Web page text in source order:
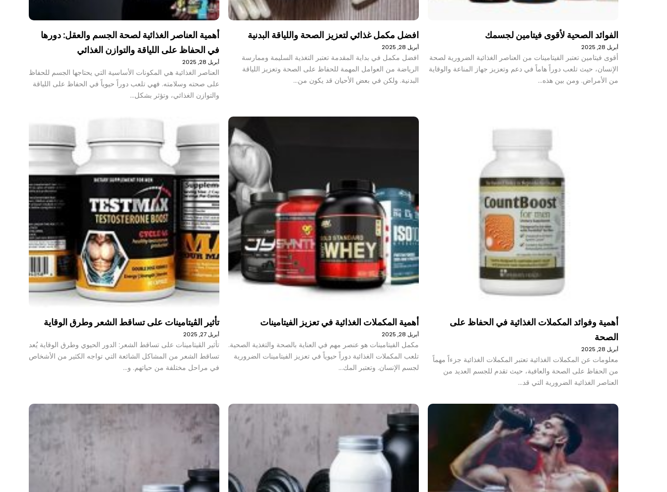
الفوائد الصحية لأقوى فيتامين لجسمك
أبريل 28, 2025
أقوى فيتامين تعتبر الفيتامينات من العناصر الغذائية الضرورية لصحة
الإنسان، حيث تلعب دوراً هاماً في دعم وتعزيز جهاز المناعة والوقاية
من الأمراض. ومن بين هذه…
افضل مكمل غذائي لتعزيز الصحة واللياقة البدنية
أبريل 28, 2025
افضل مكمل في بداية المقدمة تعتبر التغذية السليمة وممارسة
الرياضة من العوامل المهمة للحفاظ على الصحة وتعزيز اللياقة
البدنية. ولكن في بعض الأحيان قد يكون من…
أهمية العناصر الغذائية لصحة الجسم والعقل: دورها
في الحفاظ على اللياقة والتوازن الغذائي
أبريل 28, 2025
العناصر الغذائية هي المكونات الأساسية التي يحتاجها الجسم للحفاظ
على صحته وسلامته. فهي تلعب دوراً حيوياً في الحفاظ على اللياقة
والتوازن الغذائي، وتؤثر بشكل…
أهمية وفوائد المكملات الغذائية في الحفاظ على
الصحة
أبريل 28, 2025
معلومات عن المكملات الغذائية تعتبر المكملات الغذائية جزءاً مهماً
من الحفاظ على الصحة والعافية، حيث تقدم للجسم العديد من
العناصر الغذائية الضرورية التي قد…
أهمية المكملات الغذائية في تعزيز الفيتامينات
أبريل 28, 2025
مكمل الفيتامينات هو عنصر مهم في العناية بالصحة والتغذية الصحية.
تلعب المكملات الغذائية دوراً حيوياً في تعزيز الفيتامينات الضرورية
لجسم الإنسان. وتعتبر المك…
تأثير الڤيتامينات على تساقط الشعر وطرق الوقاية
أبريل 27, 2025
تأثير الڤيتامينات على تساقط الشعر: الدور الحيوي وطرق الوقاية يُعد
تساقط الشعر من المشاكل الشائعة التي تواجه الكثير من الأشخاص
في مراحل مختلفة من حياتهم. و…